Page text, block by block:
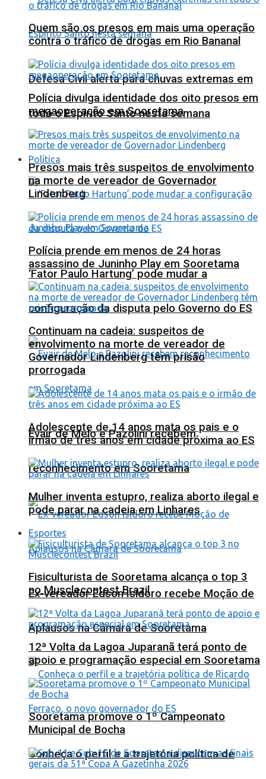
Defesa Civil alerta para chuvas extremas em
todo o Espírito Santo nesta semana
Política
‘Fator Paulo Hartung’ pode mudar a
configuração da disputa pelo Governo do ES
Evair de Melo e Pazolini recebem
reconhecimento em Sooretama
Ex-vereador Edson Isidoro recebe Moção de
Aplausos na Câmara de Sooretama
Conheça o perfil e a trajetória política de
Quem são os presos em mais uma operação
contra o tráfico de drogas em Rio Bananal
Polícia divulga identidade dos oito presos em
megaoperação em Sooretama
Presos mais três suspeitos de envolvimento
na morte de vereador de Governador
Lindenberg
Polícia prende em menos de 24 horas
assassino de Juninho Play em Sooretama
Continuam na cadeia: suspeitos de
envolvimento na morte de vereador de
Governador Lindenberg têm prisão
prorrogada
Adolescente de 14 anos mata os pais e o
irmão de três anos em cidade próxima ao ES
Mulher inventa estupro, realiza aborto ilegal e
pode parar na cadeia em Linhares
Esportes
Fisiculturista de Sooretama alcança o top 3
no Musclecontest Brazil
12ª Volta da Lagoa Juparanã terá ponto de
apoio e programação especial em Sooretama
Sooretama promove o 1º Campeonato
Municipal de Bocha